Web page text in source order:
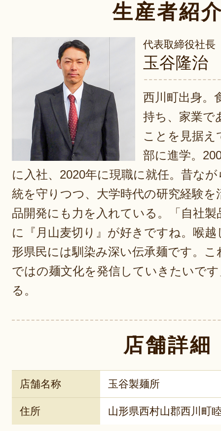
生産者紹
代表取締役社長
玉谷隆治
西川町出身。
持ち、家業で
ことを見据え
部に進学。
に入社、2020年に現職に就任。昔な
統を守りつつ、大学時代の研究経験
品開発にも力を入れている。「自社製
に『月山麦切り』が好きですね。喉
形県民には馴染み深い伝承麺です。
ではの麺文化を発信していきたいで
る。
店舗詳細
店舗名称 玉谷製麺所
住所 山形県西村山郡西川町